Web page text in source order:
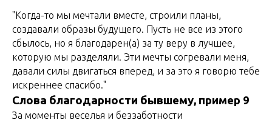
"Когда-то мы мечтали вместе, строили планы,
создавали образы будущего. Пусть не все из этого
сбылось, но я благодарен(а) за ту веру в лучшее,
которую мы разделяли. Эти мечты согревали меня,
давали силы двигаться вперед, и за это я говорю тебе
искреннее спасибо."
Слова благодарности бывшему, пример 9
За моменты веселья и беззаботности